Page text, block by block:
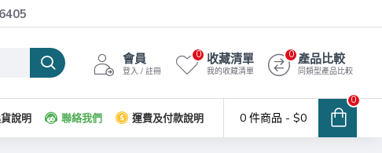
會員
登入 / 註冊
收藏清單
我的收藏清單
0 產品比較
同類型產品比較
0
說明 聯絡我們 運費及付款說明 0 件商品 - $0
0